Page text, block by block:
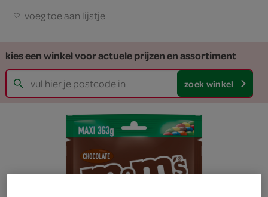
voeg toe aan lijstje
kies een winkel voor actuele prijzen en assortiment
zoek winkel